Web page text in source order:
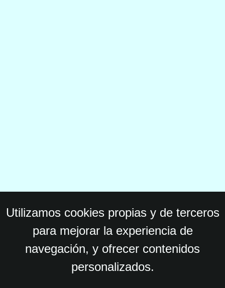
Utilizamos cookies propias y de terceros
para mejorar la experiencia de
navegación, y ofrecer contenidos
personalizados.